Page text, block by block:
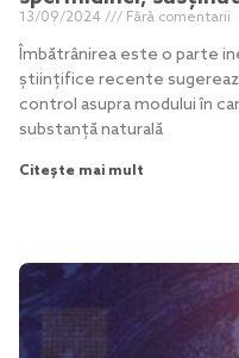
13/09/2024 Fără comentarii
Îmbătrânirea este o parte
științifice recente
control asupra modului în
substanță naturală
Citește mai mult